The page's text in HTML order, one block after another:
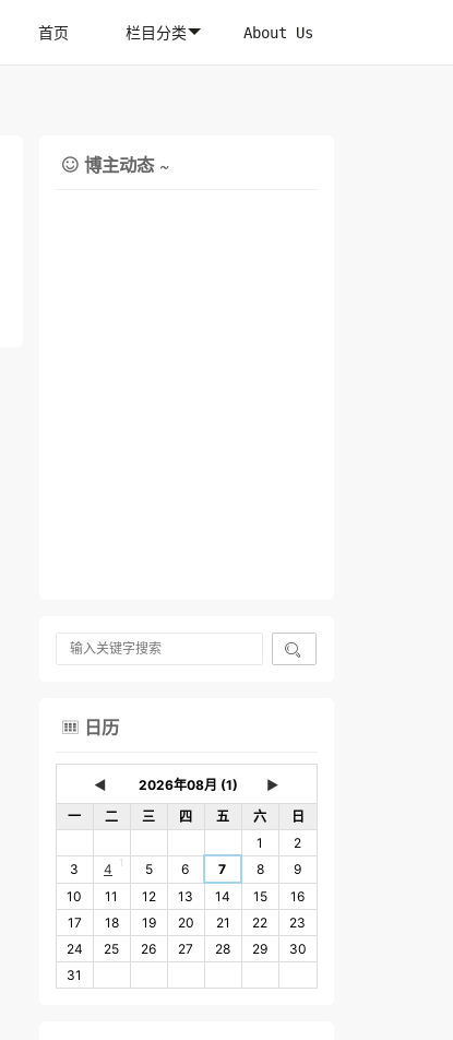
首页 栏目分类 About Us
 博主动态 ~

 日历
◄
►
一
二 三 四 五 六
日
1
2
3
4 1 5 6 7 8
9
10
11 12 13 14 15
16
17
18 19 20 21 22
23
24
25 26 27 28 29
30
31